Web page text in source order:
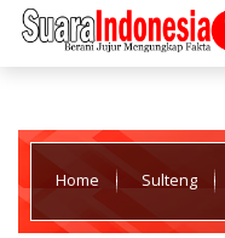
Home Sulteng